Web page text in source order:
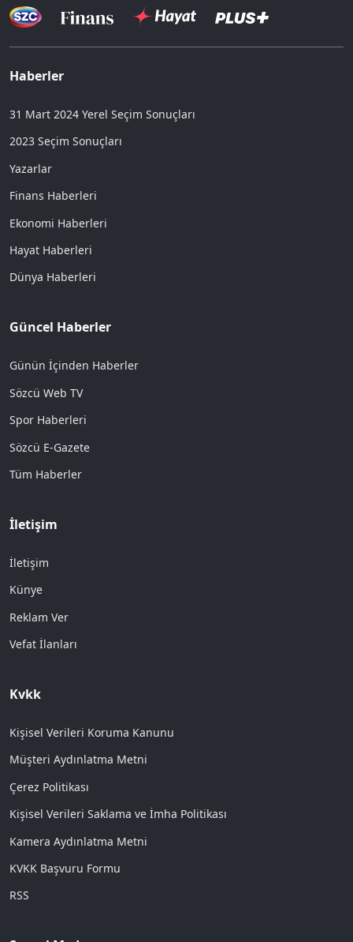
Haberler
31 Mart 2024 Yerel Seçim Sonuçları
2023 Seçim Sonuçları
Yazarlar
Finans Haberleri
Ekonomi Haberleri
Hayat Haberleri
Dünya Haberleri
Güncel Haberler
Günün İçinden Haberler
Sözcü Web TV
Spor Haberleri
Sözcü E-Gazete
Tüm Haberler
İletişim
İletişim
Künye
Reklam Ver
Vefat İlanları
Kvkk
Kişisel Verileri Koruma Kanunu
Müşteri Aydınlatma Metni
Çerez Politikası
Kişisel Verileri Saklama ve İmha Politikası
Kamera Aydınlatma Metni
KVKK Başvuru Formu
RSS